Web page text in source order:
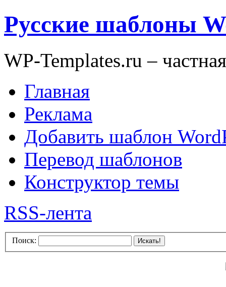
Русские шаблоны
WP-Templates.ru –
Главная
Реклама
Добавить шаблон
Перевод шаблонов
Конструктор темы
RSS-лента
Поиск: Искать!